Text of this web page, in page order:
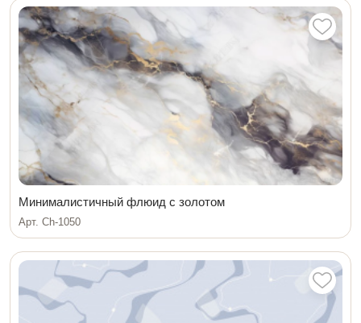
Минималистичный флюид с золотом
Арт. Ch-1050